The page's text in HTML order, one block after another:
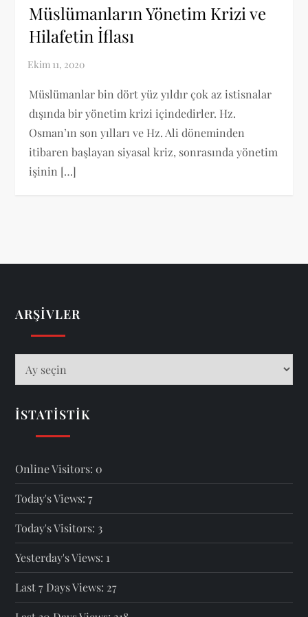
Müslümanların Yönetim Krizi ve
Hilafetin İflası
Müslümanlar bin dört yüz yıldır çok az istisnalar
dışında bir yönetim krizi içindedirler. Hz.
Osman’ın son yılları ve Hz. Ali döneminden
itibaren başlayan siyasal kriz, sonrasında yönetim
işinin […]
ARŞIVLER
İSTATISTIK
Online Visitors: 0
Today's Views:7
Today's Visitors: 3
Yesterday's Views: 1
Last 7 Days Views: 27